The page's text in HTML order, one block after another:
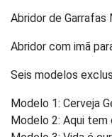
of
5
Abridor de
Abridor com imã
Seis modelos
Modelo 1: Cerveja
Modelo 2: Aqui tem